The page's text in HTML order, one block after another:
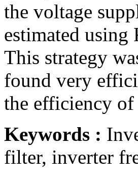
the voltage
estimated
This strategy
found very
the efficiency of
Keywords :
filter, inverter